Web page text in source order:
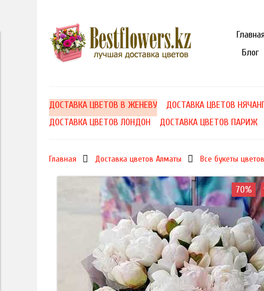
Блог
ДОСТАВКА ЦВЕТОВ В ЖЕНЕВУ ДОСТАВКА ЦВЕТОВ
ДОСТАВКА ЦВЕТОВ ЛОНДОН
ДОСТАВКА ЦВЕТОВ ПАРИЖ
Главная Доставка цветов Алматы Все букеты цветов
70%